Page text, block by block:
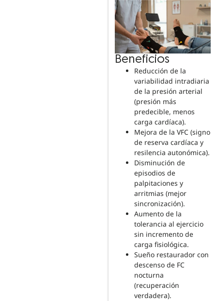
Beneficios
Reducción de la
variabilidad intradiaria
de la presión arterial
(presión más
predecible, menos
carga cardíaca).
Mejora de la VFC (signo
de reserva cardíaca y
resilencia autonómica).
Disminución de
episodios de
palpitaciones y
arritmias (mejor
sincronización).
Aumento de la
tolerancia al ejercicio
sin incremento de
carga fisiológica.
Sueño restaurador con
descenso de FC
nocturna
(recuperación
verdadera).